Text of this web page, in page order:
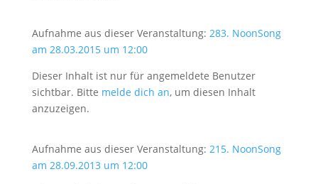
Aufnahme aus dieser Veranstaltung: 283. NoonSong
am 28.03.2015 um 12:00
Dieser Inhalt ist nur für angemeldete Benutzer
sichtbar. Bitte melde dich an, um diesen Inhalt
anzuzeigen.
Aufnahme aus dieser Veranstaltung: 215. NoonSong
am 28.09.2013 um 12:00